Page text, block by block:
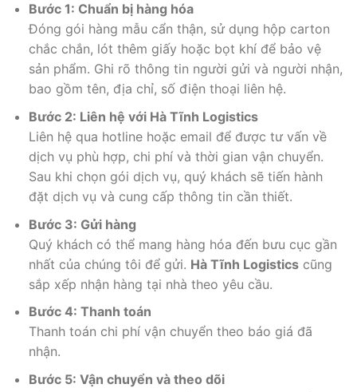
Bước 1: Chuẩn bị hàng hóa
Đóng gói hàng mẫu cẩn thận, sử dụng hộp carton
chắc chắn, lót thêm giấy hoặc bọt khí để bảo vệ
sản phẩm. Ghi rõ thông tin người gửi và người nhận,
bao gồm tên, địa chỉ, số điện thoại liên hệ.
Bước 2: Liên hệ với Hà Tĩnh Logistics
Liên hệ qua hotline hoặc email để được tư vấn về
dịch vụ phù hợp, chi phí và thời gian vận chuyển.
Sau khi chọn gói dịch vụ, quý khách sẽ tiến hành
đặt dịch vụ và cung cấp thông tin cần thiết.
Bước 3: Gửi hàng
Quý khách có thể mang hàng hóa đến bưu cục gần
nhất của chúng tôi để gửi. Hà Tĩnh Logisticscũng
sắp xếp nhận hàng tại nhà theo yêu cầu.
Bước 4: Thanh toán
Thanh toán chi phí vận chuyển theo báo giá đã
nhận.
Bước 5: Vận chuyển và theo dõi